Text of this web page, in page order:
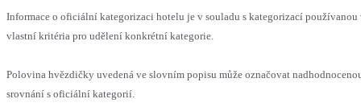
Informace o oficiální kategorizaci hotelu je v souladu s kategorizací používanou
vlastní kritéria pro udělení konkrétní kategorie.
Polovina hvězdičky uvedená ve slovním popisu může označovat
srovnání s oficiální kategorií.